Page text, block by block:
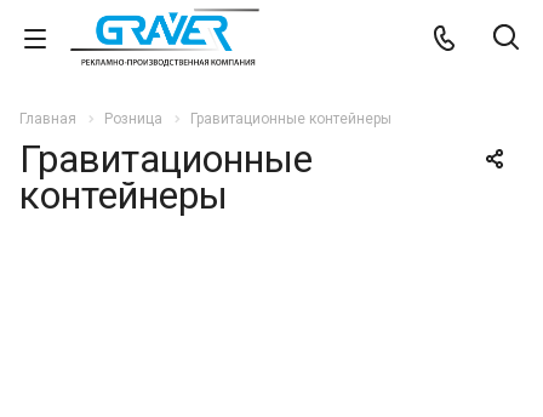
Главная Розница Гравитационные контейнеры
Гравитационные
контейнеры